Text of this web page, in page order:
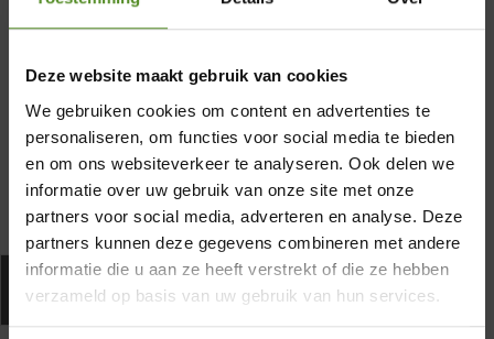
Deze website maakt gebruik van cookies
We gebruiken cookies om content en advertenties te
personaliseren, om functies voor social media te bieden
en om ons websiteverkeer te analyseren. Ook delen we
informatie over uw gebruik van onze site met onze
partners voor social media, adverteren en analyse. Deze
partners kunnen deze gegevens combineren met andere
informatie die u aan ze heeft verstrekt of die ze hebben
verzameld op basis van uw gebruik van hun services.
Waarom kiezen voor het P650 matras?
Specificaties
Betaal na 30 dagen of in termijnen
Showroom Breda
×